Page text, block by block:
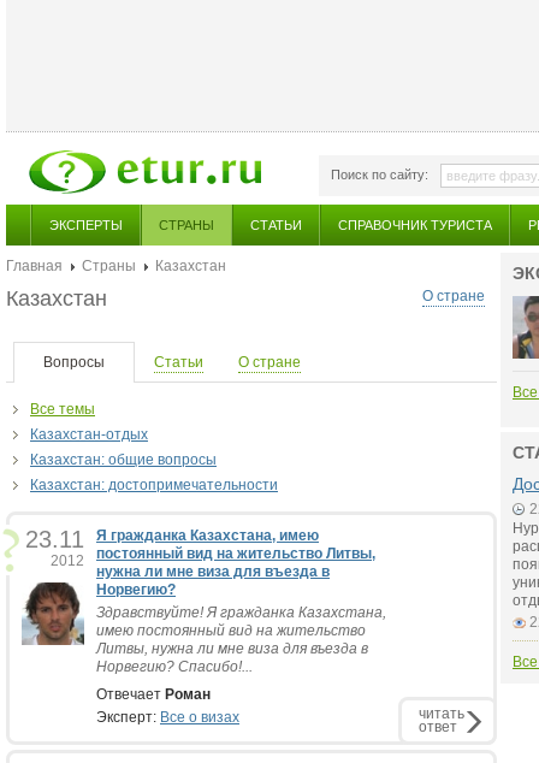
Поиск по сайту:
ЭКСПЕРТЫ СТРАНЫ СТАТЬИ СПРАВОЧНИК ТУРИСТА
Главная Страны
Казахстан
О стране
Казахстан
Вопросы Статьи О стране
Все темы
Казахстан-отдых
Казахстан: общие вопросы
Казахстан: достопримечательности
23.11
2012
Я гражданка Казахстана, имею
постоянный вид на жительство Литвы,
нужна ли мне виза для въезда в
Норвегию?
Здравствуйте! Я гражданка Казахстана,
имею постоянный вид на жительство
Литвы, нужна ли мне виза для въезда в
Норвегию? Спасибо!...
Отвечает Роман
Эксперт: Все о визах читать
ответ